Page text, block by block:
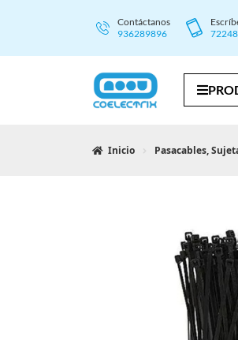
Contáctanos
936289896
Inicio Pasacables,